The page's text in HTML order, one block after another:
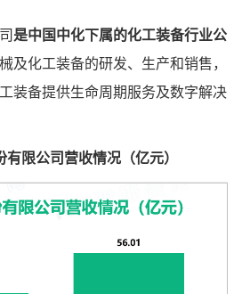
是中国中化下属的化工装备行业公
及化工装备的研发、生产和销售，
装备提供生命周期服务及数字解决
限公司营收情况（亿元）